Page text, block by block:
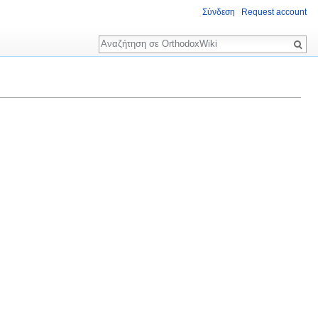
Σύνδεση Request account
Αναζήτηση